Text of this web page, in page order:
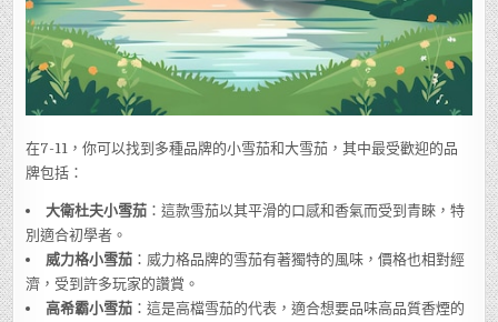
在7-11，你可以找到多種品牌的小雪茄和大雪茄，其中最受歡迎的品
牌包括：
大衛杜夫小雪茄 ：這款雪茄以其平滑的口感和香氣而受到青睞，特
別適合初學者。
威力格小雪茄 ：威力格品牌的雪茄有著獨特的風味，價格也相對經
濟，受到許多玩家的讚賞。
高希霸小雪茄 ：這是高檔雪茄的代表，適合想要品味高品質香煙的